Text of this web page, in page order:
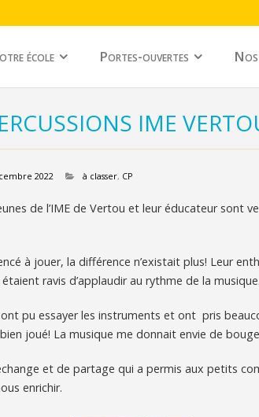
école Portes-ouvertes
IME
2022 à classer, CP
de l’IME de Vertou et leur éducateur sont
à jouer, la différence n’existait plus! Leur
ravis d’applaudir au rythme de la musique.
pu essayer les instruments et ont pris
joué! La musique me donnait envie de
et de partage qui a permis aux petits
enrichir.